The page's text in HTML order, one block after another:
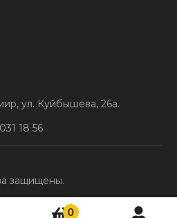
0
ул. Куйбышева, 26а.
18 56
защищены.